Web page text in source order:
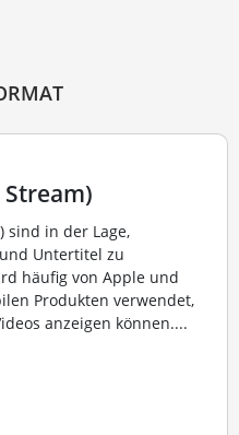
Stream)
sind in der Lage,
Untertitel zu
häufig von Apple und
Produkten verwendet,
anzeigen können....